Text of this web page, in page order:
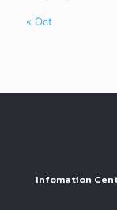
« Oct
Infomation